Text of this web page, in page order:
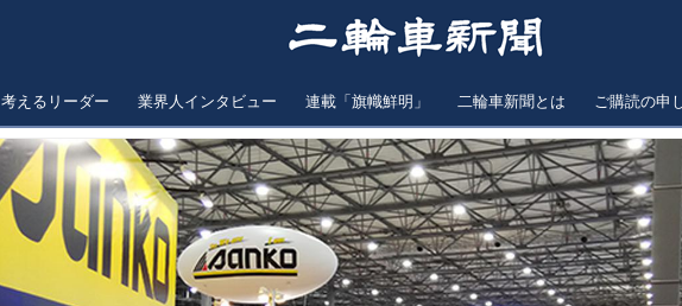
考えるリーダー 業界人インタビュー 連載「旗幟鮮明」 二輪車新聞とは ご購読の申